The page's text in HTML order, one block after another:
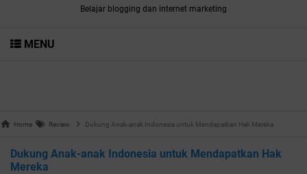
Belajar blogging dan internet marketing
MENU
Home Review Dukung Anak-anak Indonesia untuk Mendapatkan Hak Mereka
Dukung Anak-anak Indonesia untuk Mendapatkan Hak
Mereka